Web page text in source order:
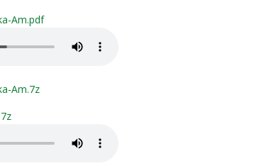
kolyadka-Am.pdf
Am.pdf
kolyadka-Am.mp3
kolyadka-Am.7z
Am.7z
v-fayner.mp3